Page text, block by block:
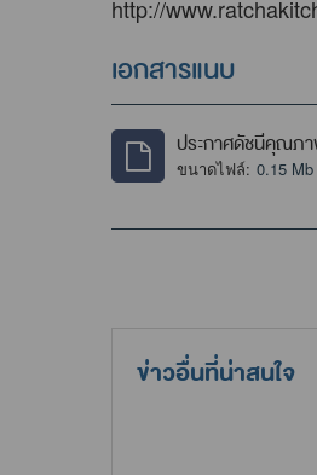
http://
เอกสารแนบ
ประกาศดัชนีคุณภ
ขนาดไฟล์: 0.15 Mb
ข่าวอื่นที่น่าสนใจ